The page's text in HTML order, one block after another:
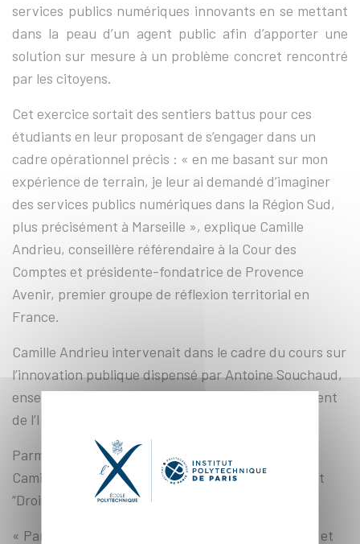
services publics numériques innovants en se mettant
dans la peau d’un agent public afin d’apporter une
solution sur mesure à un problème concret rencontré
par les citoyens.
Cet exercice sortait des sentiers battus pour ces
étudiants en leur proposant de s’engager dans un
cadre opérationnel précis : « en me basant sur mon
expérience de terrain, je leur ai demandé d’imaginer
des services publics numériques dans la Région Sud,
plus précisément à Marseille », explique Camille
Andrieu, conseillère référendaire à la Cour des
Comptes et présidente-fondatrice de Provence
Avenir, premier groupe de réflexion territorial en
France.
Camille Andrieu intervenait dans le cadre du cours sur
l’innovation publique dispensé par Antoine Souchaud,
enseignant-chercheur au Département Management
de l’Innovation et Entrepreneuriat (MIE) de l’X.
Parmi les réalisations des élèves-polytechniciens,
Camille Andrieu a particulièrement retenu le projet
“Droit aux poubelles (DAP)”.
« Partant des chiffres alarmants de la production et